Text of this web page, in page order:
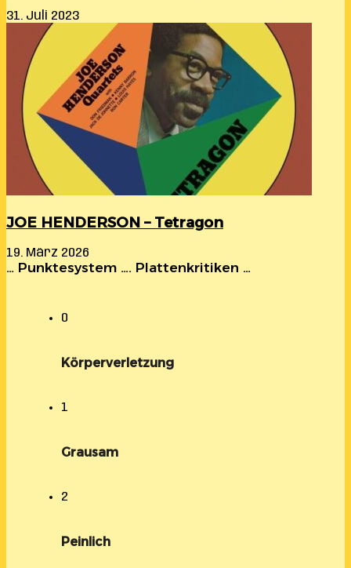
31. Juli 2023
JOE HENDERSON – Tetragon
19. März 2026
… Punktesystem …. Plattenkritiken …
0
Körperverletzung
1
Grausam
2
Peinlich